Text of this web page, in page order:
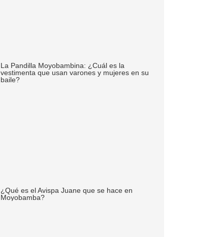
La Pandilla Moyobambina: ¿Cuál es la
vestimenta que usan varones y mujeres en su
baile?
¿Qué es el Avispa Juane que se hace en
Moyobamba?